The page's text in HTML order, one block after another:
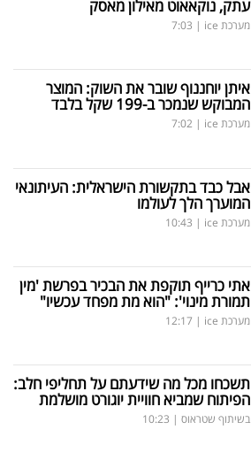
עתק, נוקאאוט מאילון מאסק
מערכת ice |
7:03
איתן יוחננוף שובר את השוק: המוצר
המבוקש שנמכר ב-199 שקל בלבד
מערכת ice |
7:02
אבל כבד בתקשורת הישראלית: העיתונאי
המוערך הלך לעולמו
מערכת ice |
10:43
אתי כרייף תוקפת את הבכיר בפרשת 'מין
תמורת מינוי': "הוא מת מפחד עכשיו"
מערכת ice |
12:17
תשכחו מכל מה שידעתם על תחליפי חלב:
הפיתוח שמביא חוויית יוגורט מושלמת
בשיתוף שטראוס |
10:23